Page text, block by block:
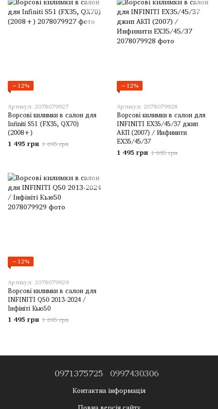
−12%
Артикул: 2078079927
Ворсові килимки в салон для
Infiniti S51 (FX35, QX70)
(2008+)
1 495 грн 1 695 грн
−12%
Артикул: 2078079928
Ворсові килимки в салон для
INFINITI EX35/45/37 джип
АКП (2007) / Инфинити
ЕХ35/45/37
1 495 грн 1 695 грн
−12%
Артикул: 2078079929
Ворсові килимки в салон для
INFINITI Q50 2013-2024 /
Інфініті Кью50
1 495 грн 1 695 грн
0971375725 0997430306
Контактна інформація